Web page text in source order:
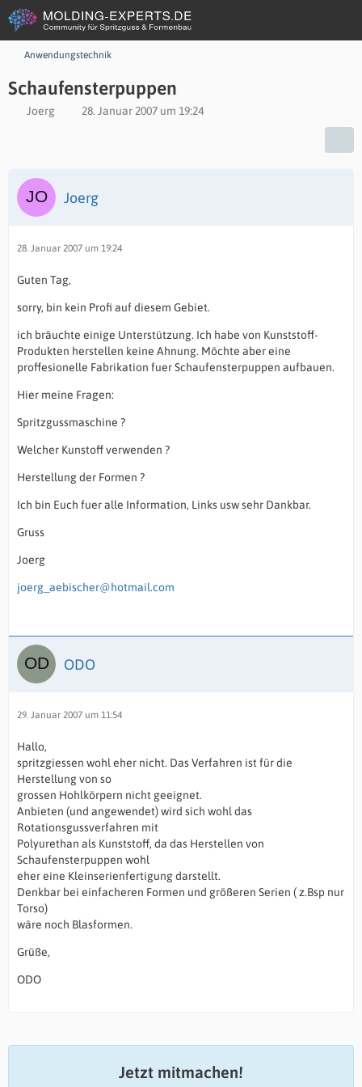
Anwendungstechnik
Schaufensterpuppen
Joerg 28. Januar 2007 um 19:24
Joerg
28. Januar 2007 um 19:24
Guten Tag,
sorry, bin kein Profi auf diesem Gebiet.
ich bräuchte einige Unterstützung. Ich habe von Kunststoff-
Produkten herstellen keine Ahnung. Möchte aber eine
proffesionelle Fabrikation fuer Schaufensterpuppen aufbauen.
Hier meine Fragen:
Spritzgussmaschine ?
Welcher Kunstoff verwenden ?
Herstellung der Formen ?
Ich bin Euch fuer alle Information, Links usw sehr Dankbar.
Gruss
Joerg
joerg_aebischer@hotmail.com
ODO
29. Januar 2007 um 11:54
Hallo,
spritzgiessen wohl eher nicht. Das Verfahren ist für die
Herstellung von so
grossen Hohlkörpern nicht geeignet.
Anbieten (und angewendet) wird sich wohl das
Rotationsgussverfahren mit
Polyurethan als Kunststoff, da das Herstellen von
Schaufensterpuppen wohl
eher eine Kleinserienfertigung darstellt.
Denkbar bei einfacheren Formen und größeren Serien ( z.Bsp nur
Torso)
wäre noch Blasformen.
Grüße,
ODO
Jetzt mitmachen!